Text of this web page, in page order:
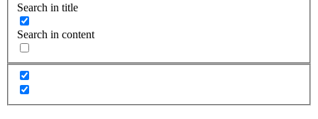
Search in title
Search in content